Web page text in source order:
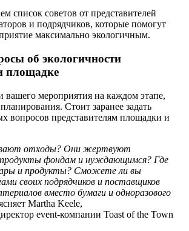
список советов от представителей
и подрядчиков, которые помогут
максимально экологичным.
об экологичности
площадке
вашего мероприятия на каждом этапе,
Стоит заранее задать
вопросов представителям площадки и
отходы? Они жертвуют
продукты фондам и нуждающимся? Где
и продукты? Сможете ли вы
своих подрядчиков и поставщиков
вместо бумаги и одноразового
Martha Keele,
event-компании Toast of the Town